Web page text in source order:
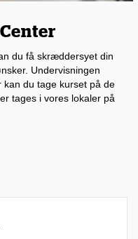
du få skræddersyet din
Undervisningen
du tage kurset på de
tages i vores lokaler på